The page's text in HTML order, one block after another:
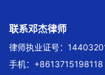
联系邓杰律师
律师执业证号：
手机：+8613715198118